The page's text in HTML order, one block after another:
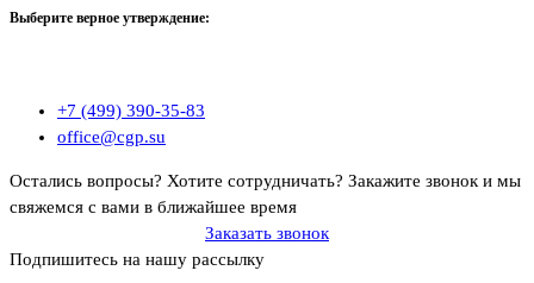
Выберите верное утверждение:
+7 (499) 390-35-83
office@cgp.su
Остались вопросы? Хотите сотрудничать? Закажите звонок и мы
свяжемся с вами в ближайшее время
Заказать звонок
Подпишитесь на нашу рассылку